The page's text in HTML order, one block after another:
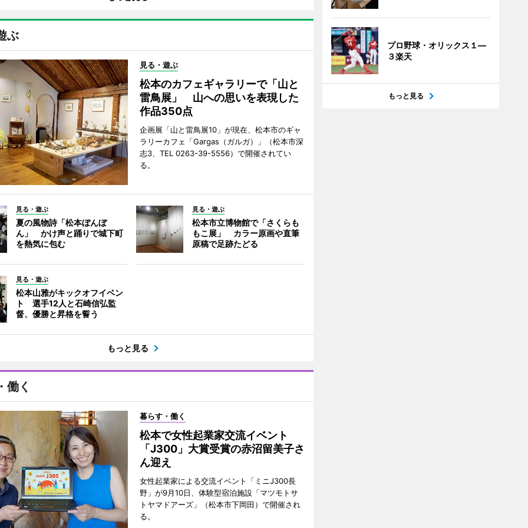
ぶ
見る・遊ぶ
松本のカフェギャラリーで「山と
雷鳥展」 山への思いを表現した
作品350点
企画展「山と雷鳥展10」が現在、松本市のギャ
ラリーカフェ「Gargas（ガルガ）」（松本市深
志3、TEL 0263-39-5556）で開催されてい
る。
見る・遊ぶ
夏の風物詩「松本ぼんぼ
ん」 かけ声と踊りで城下町
を熱気に包む
見る・遊ぶ
松本市立博物館で「さくらも
もこ展」 カラー原画や直筆
原稿で足跡たどる
見る・遊ぶ
松本山雅がキックオフイベン
ト 選手12人と石崎信弘監
督、優勝と昇格を誓う
もっと見る
働く
暮らす・働く
松本で女性起業家交流イベント
「J300」大賞受賞の赤沼留美子さ
ん迎え
女性起業家による交流イベント「ミニJ300長
野」が9月10日、体験型宿泊施設「マツモトサ
トヤマドアーズ」（松本市下岡田）で開催され
る。
プロ野球・オリックス１―
３楽天
もっと見る